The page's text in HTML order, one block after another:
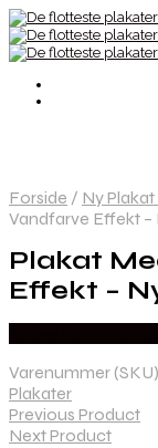
Forside / Ny
Vandfarve Effekt –
Plakat
Effekt –
Varenummer
Plakater
Previous Product
Next Product